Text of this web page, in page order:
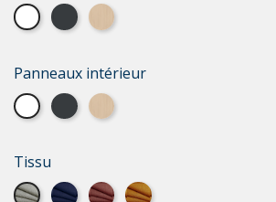
Laque blanche
Laque griseBois Vernis
Panneaux intérieur
Laque blanche
Laque griseBois Vernis
Tissu
Elégance gris moyen
Elégance bleu petrol
Elégance terracota
Elégance jaune cumin